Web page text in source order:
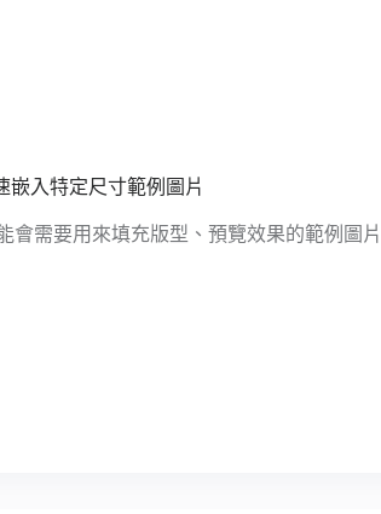
嵌入特定尺寸範例圖片
會需要用來填充版型、預覽效果的範例圖片